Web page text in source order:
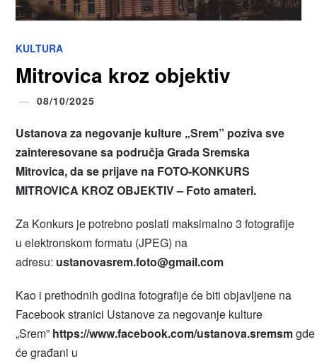
KULTURA
Mitrovica kroz objektiv
08/10/2025
Ustanova za negovanje kulture „Srem” poziva sve
zainteresovane sa područja Grada Sremska
Mitrovica, da se prijave na FOTO-KONKURS
MITROVICA KROZ OBJEKTIV – Foto amateri.
Za Konkurs je potrebno poslati maksimalno 3 fotografije
u elektronskom formatu (JPEG) na
adresu: ustanovasrem.foto@gmail.com
Kao i prethodnih godina fotografije će biti objavljene na
Facebook stranici Ustanove za negovanje kulture
„Srem” https://www.facebook.com/ustanova.sremsmgde
će građani u